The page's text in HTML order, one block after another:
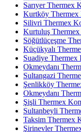
Sarıyer Thermex
Kurtköy Thermex
Silivri Thermex
Kurtuluş
Söğütlüçeşme
Küçükyalı
Suadiye Thermex
Okmeydanı
Sultangazi
Şenlikköy
Okmeydanı
Şişli Thermex
Sultanbeyli
Taksim Thermex
Şirinevler